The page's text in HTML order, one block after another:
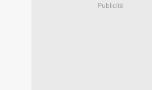
Publicité